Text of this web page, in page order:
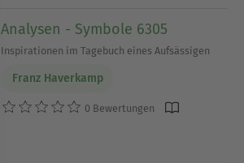
Analysen - Symbole 6305
Inspirationen im Tagebuch eines Aufsässigen
Franz Haverkamp
0 Bewertungen